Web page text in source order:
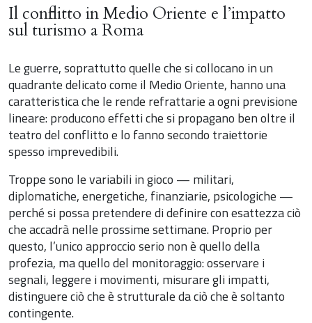
Il conflitto in Medio Oriente e l’impatto
sul turismo a Roma
Le guerre, soprattutto quelle che si collocano in un
quadrante delicato come il Medio Oriente, hanno una
caratteristica che le rende refrattarie a ogni previsione
lineare: producono effetti che si propagano ben oltre il
teatro del conflitto e lo fanno secondo traiettorie
spesso imprevedibili.
Troppe sono le variabili in gioco — militari,
diplomatiche, energetiche, finanziarie, psicologiche —
perché si possa pretendere di definire con esattezza ciò
che accadrà nelle prossime settimane. Proprio per
questo, l’unico approccio serio non è quello della
profezia, ma quello del monitoraggio: osservare i
segnali, leggere i movimenti, misurare gli impatti,
distinguere ciò che è strutturale da ciò che è soltanto
contingente.